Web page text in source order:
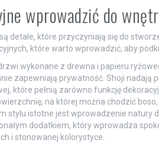
wprowadzić do
detale, które przyczyniają się do
które warto wprowadzić, aby
wykonane z drewna i papieru
zapewniają prywatność. Shoji nadają
które pełnią zarówno funkcję
na której można chodzić
stylu istotne jest wprowadzenie natury
dodatkiem, który wprowadza
i stonowanej kolorystyce.